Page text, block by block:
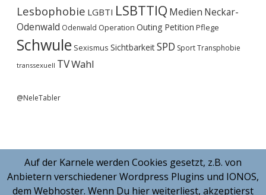
Lesbophobie LGBTI LSBTTIQ Medien Neckar-
Odenwald Odenwald Operation Outing Petition Pflege
Schwule Sexismus SichtbarkeitSPD SportTransphobie
transsexuell TVWahl
@NeleTabler
Auf der Karnele werden Cookies gesetzt, z.B. von
Anbietern verschiedener Wordpress Plugins und IONOS,
dem Webhoster. Wenn Du hier weiterliest, akzeptierst